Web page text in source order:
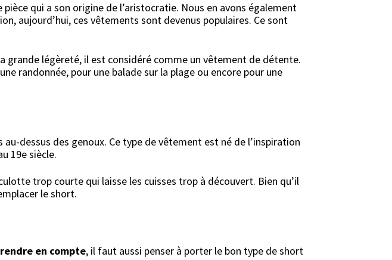
qui a son origine de l’aristocratie. Nous en avons également
aujourd’hui, ces vêtements sont devenus populaires. Ce sont
grande légèreté, il est considéré comme un vêtement de détente.
randonnée, pour une balade sur la plage ou encore pour une
dessus des genoux. Ce type de vêtement est né de l’inspiration
19e siècle.
trop courte qui laisse les cuisses trop à découvert. Bien qu’il
le short.
en compte, il faut aussi penser à porter le bon type de short